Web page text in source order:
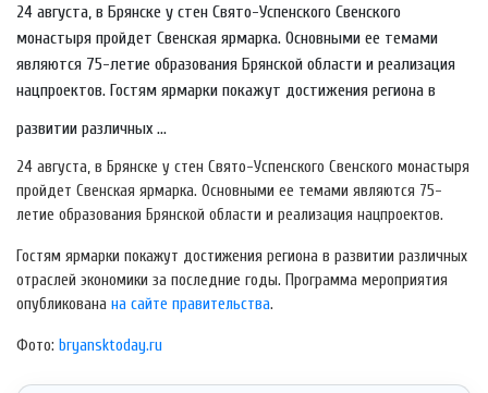
24 августа, в Брянске у стен Свято-Успенского Свенского
монастыря пройдет Свенская ярмарка. Основными ее темами
являются 75-летие образования Брянской области и реализация
нацпроектов. Гостям ярмарки покажут достижения региона в
развитии различных ...
24 августа, в Брянске у стен Свято-Успенского Свенского монастыря
пройдет Свенская ярмарка. Основными ее темами являются 75-
летие образования Брянской области и реализация нацпроектов.
Гостям ярмарки покажут достижения региона в развитии различных
отраслей экономики за последние годы. Программа мероприятия
опубликована на сайте правительства.
Фото: bryansktoday.ru